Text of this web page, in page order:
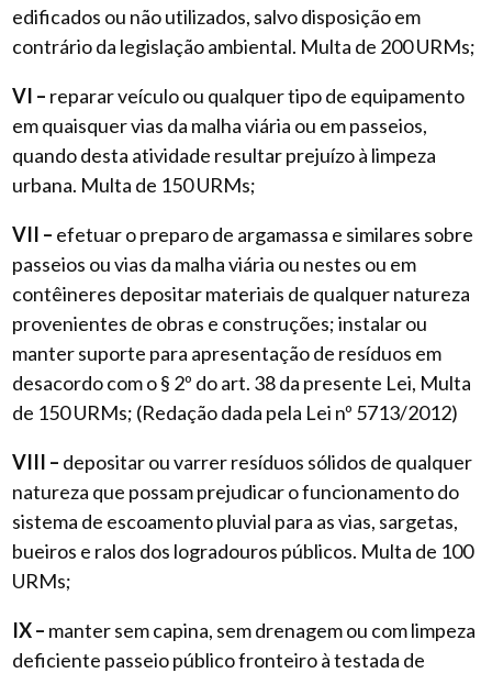
edificados ou não utilizados, salvo disposição em
contrário da legislação ambiental. Multa de 200 URMs;
VI – reparar veículo ou qualquer tipo de equipamento
em quaisquer vias da malha viária ou em passeios,
quando desta atividade resultar prejuízo à limpeza
urbana. Multa de 150 URMs;
VII – efetuar o preparo de argamassa e similares sobre
passeios ou vias da malha viária ou nestes ou em
contêineres depositar materiais de qualquer natureza
provenientes de obras e construções; instalar ou
manter suporte para apresentação de resíduos em
desacordo com o § 2º do art. 38 da presente Lei, Multa
de 150 URMs; (Redação dada pela Lei nº 5713/2012)
VIII – depositar ou varrer resíduos sólidos de qualquer
natureza que possam prejudicar o funcionamento do
sistema de escoamento pluvial para as vias, sargetas,
bueiros e ralos dos logradouros públicos. Multa de 100
URMs;
IX – manter sem capina, sem drenagem ou com limpeza
deficiente passeio público fronteiro à testada de